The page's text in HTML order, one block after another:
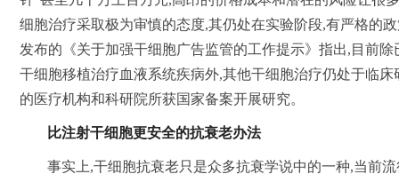
细胞治疗采取极为审慎的态度,其仍处在实验阶段,有严格的
发布的《关于加强干细胞广告监管的工作提示》指出,目前
干细胞移植治疗血液系统疾病外,其他干细胞治疗仍处于临
的医疗机构和科研院所获国家备案开展研究。
比注射干细胞更安全的抗衰老办法
事实上,干细胞抗衰老只是众多抗衰学说中的一种,当前